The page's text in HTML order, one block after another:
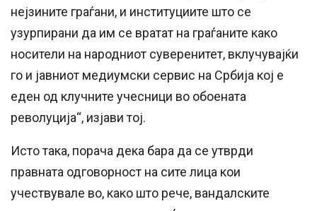
нејзините граѓани, и институциите што се
узурпирани да им се вратат на граѓаните како
носители на народниот суверенитет, вклучувајќи
го и јавниот медиумски сервис на Србија кој е
еден од клучните учесници во обоената
револуција“, изјави тој.
Исто така, порача дека бара да се утврди
правната одговорност на сите лица кои
учествувале во, како што рече, вандалските